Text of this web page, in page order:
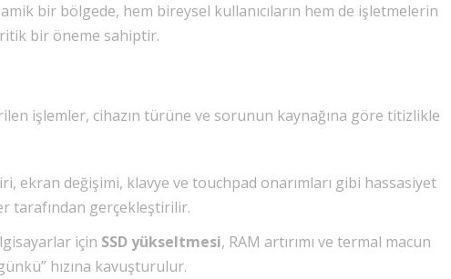
bir bölgede, hem bireysel kullanıcıların hem de işletmelerin
bir öneme sahiptir.
işlemler, cihazın türüne ve sorunun kaynağına göre titizlikle
ekran değişimi, klavye ve touchpad onarımları gibi hassasiyet
tarafından gerçekleştirilir.
için SSD yükseltmesi, RAM artırımı ve termal macun
hızına kavuşturulur.